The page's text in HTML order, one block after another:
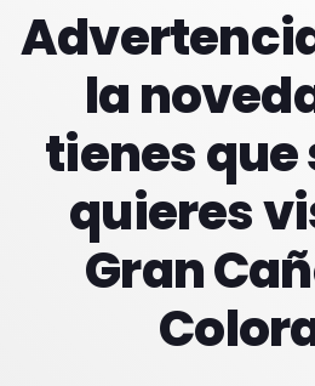
play_arrow
HOME
PROGRAMACION
NUESTRAS FRECUENCIAS
la
tienes que
quieres
Gran